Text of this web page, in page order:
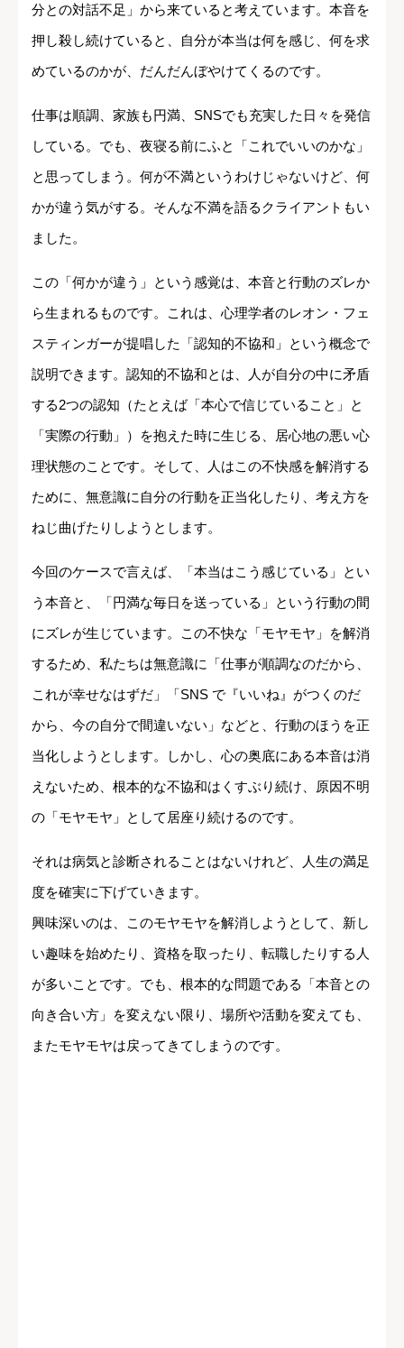
分との対話不足」から来ていると考えています。本音を
押し殺し続けていると、自分が本当は何を感じ、何を求
めているのかが、だんだんぼやけてくるのです。
仕事は順調、家族も円満、SNSでも充実した日々を発信
している。でも、夜寝る前にふと「これでいいのかな」
と思ってしまう。何が不満というわけじゃないけど、何
かが違う気がする。そんな不満を語るクライアントもい
ました。
この「何かが違う」という感覚は、本音と行動のズレか
ら生まれるものです。これは、心理学者のレオン・フェ
スティンガーが提唱した「認知的不協和」という概念で
説明できます。認知的不協和とは、人が自分の中に矛盾
する2つの認知（たとえば「本心で信じていること」と
「実際の行動」）を抱えた時に生じる、居心地の悪い心
理状態のことです。そして、人はこの不快感を解消する
ために、無意識に自分の行動を正当化したり、考え方を
ねじ曲げたりしようとします。
今回のケースで言えば、「本当はこう感じている」とい
う本音と、「円満な毎日を送っている」という行動の間
にズレが生じています。この不快な「モヤモヤ」を解消
するため、私たちは無意識に「仕事が順調なのだから、
これが幸せなはずだ」「SNS で『いいね』がつくのだ
から、今の自分で間違いない」などと、行動のほうを正
当化しようとします。しかし、心の奥底にある本音は消
えないため、根本的な不協和はくすぶり続け、原因不明
の「モヤモヤ」として居座り続けるのです。
それは病気と診断されることはないけれど、人生の満足
度を確実に下げていきます。
興味深いのは、このモヤモヤを解消しようとして、新し
い趣味を始めたり、資格を取ったり、転職したりする人
が多いことです。でも、根本的な問題である「本音との
向き合い方」を変えない限り、場所や活動を変えても、
またモヤモヤは戻ってきてしまうのです。